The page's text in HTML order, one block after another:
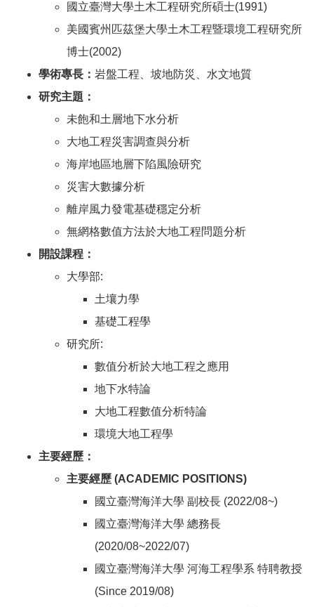
國立臺灣大學土木工程研究所碩士(1991)
美國賓州匹茲堡大學土木工程暨環境工程研究所
博士(2002)
學術專長： 岩盤工程、坡地防災、水文地質
研究主題：
未飽和土層地下水分析
大地工程災害調查與分析
海岸地區地層下陷風險研究
災害大數據分析
離岸風力發電基礎穩定分析
無網格數值方法於大地工程問題分析
開設課程：
大學部:
土壤力學
基礎工程學
研究所:
數值分析於大地工程之應用
地下水特論
大地工程數值分析特論
環境大地工程學
主要經歷：
主要經歷 (ACADEMIC POSITIONS)
國立臺灣海洋大學 副校長 (2022/08~)
國立臺灣海洋大學 總務長
(2020/08~2022/07)
國立臺灣海洋大學 河海工程學系 特聘教授
(Since 2019/08)